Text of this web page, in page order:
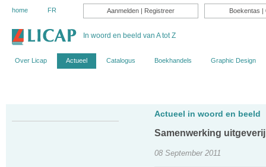
home FR Aanmelden | Registreer Boekentas |
In woord en beeld van A tot Z
Over Licap Actueel Catalogus Boekhandels Graphic Design
Actueel in woord en beeld
Samenwerking
08 September 2011